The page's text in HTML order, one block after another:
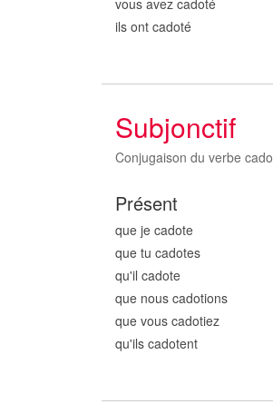
vous avez cadoté
ils ont cadoté
Subjonctif
Conjugaison du verbe
Présent
que je cadote
que tu cadotes
qu'il cadote
que nous cadotions
que vous cadotiez
qu'ils cadotent